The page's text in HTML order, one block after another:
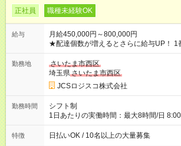
正社員 職種未経験OK
給与
月給450,000円～800,000円
★配達個数が増えるとさらに給与UP！ 1
ど！ ・主要都市エリア 月収55万円／週5日稼働 月収65万~112
万円／週6日稼働 ・地方郊外エリア 月収40万円／週5日稼働 月
収40万円~50万円／週6日稼働 ＜モデルイメージ＞ ■月収50万
円 (27歳男性/江東区在住)※元建築関係 1
(日休み) ■月収80万円(43歳男性/墨田区在住)※元営業 1日200個
勤務地
さいたま市西区
埼玉県さいたま市西区
JCSロジスコ株式会社
勤務時間
シフト制
1日あたりの実働時間：最大8時間/日
働8時間） ※週5日勤務（場所次第では
よって時間外での勤務可能性有り ※案件
特徴 日払いOK / 10名以上の大量募集